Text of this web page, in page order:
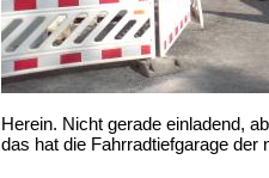
Herein. Nicht gerade einladend,
das hat die Fahrradtiefgarage der